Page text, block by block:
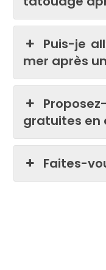
Puis-je
mer après
gratuites en
Faites-